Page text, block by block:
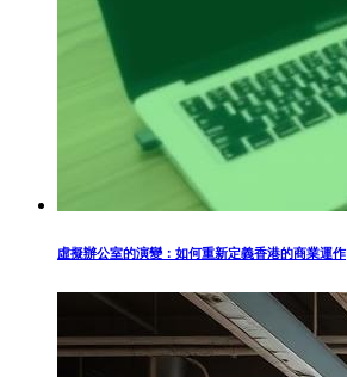
虛擬辦公室的演變：如何重新定義香港的商業運作